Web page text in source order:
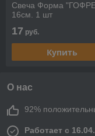
Свеча Форма
16см. 1 шт
17 руб.
Купить
О нас
92%
Работает с